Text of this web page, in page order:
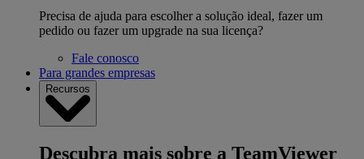
Precisa de ajuda para escolher a solução ideal, fazer um
pedido ou fazer um upgrade na sua licença?
Fale conosco
Para grandes empresas
Recursos
Descubra mais sobre a TeamViewer